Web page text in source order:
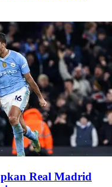
Real Madrid